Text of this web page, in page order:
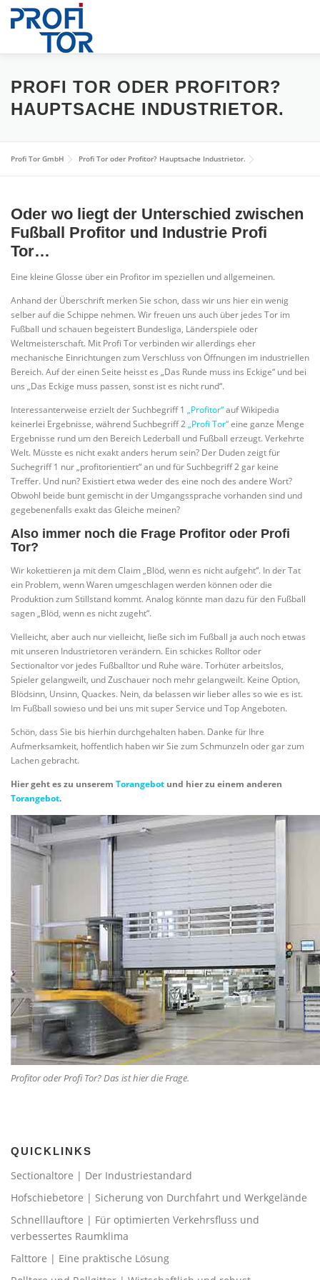
Zum
Inhalt
HOME INDUSTRIETORE FPS
PROFI TOR ODER PROFITOR?
HAUPTSACHE INDUSTRIETOR.
Profi Tor GmbH Profi Tor oder Profitor? Hauptsache Industrietor.
Oder wo liegt der Unterschied zwischen
Fußball Profitor und Industrie Profi
Tor…
Eine kleine Glosse über ein Profitor im speziellen und allgemeinen.
Anhand der Überschrift merken Sie schon, dass wir uns hier ein wenig
selber auf die Schippe nehmen. Wir freuen uns auch über jedes Tor im
Fußball und schauen begeistert Bundesliga, Länderspiele oder
Weltmeisterschaft. Mit Profi Tor verbinden wir allerdings eher
mechanische Einrichtungen zum Verschluss von Öffnungen im industriellen
Bereich. Auf der einen Seite heisst es „Das Runde muss ins Eckige“ und bei
uns „Das Eckige muss passen, sonst ist es nicht rund“.
Interessanterweise erzielt der Suchbegriff 1 „Profitor“auf Wikipedia
keinerlei Ergebnisse, während Suchbegriff 2„Profi Tor“eine ganze Menge
Ergebnisse rund um den Bereich Lederball und Fußball erzeugt. Verkehrte
Welt. Müsste es nicht exakt anders herum sein? Der Duden zeigt für
Suchegriff 1 nur „profitorientiert“ an und für Suchbegriff 2 gar keine
Treffer. Und nun? Existiert etwa weder des eine noch des andere Wort?
Obwohl beide bunt gemischt in der Umgangssprache vorhanden sind und
gegebenenfalls exakt das Gleiche meinen?
Also immer noch die Frage Profitor oder Profi
Tor?
Wir kokettieren ja mit dem Claim „Blöd, wenn es nicht aufgeht“. In der Tat
ein Problem, wenn Waren umgeschlagen werden können oder die
Produktion zum Stillstand kommt. Analog könnte man dazu für den Fußball
sagen „Blöd, wenn es nicht zugeht“.
Vielleicht, aber auch nur vielleicht, ließe sich im Fußball ja auch noch etwas
mit unseren Industrietoren verändern. Ein schickes Rolltor oder
Sectionaltor vor jedes Fußballtor und Ruhe wäre. Torhüter arbeitslos,
Spieler gelangweilt, und Zuschauer noch mehr gelangweilt. Keine Option,
Blödsinn, Unsinn, Quackes. Nein, da belassen wir lieber alles so wie es ist.
Im Fußball sowieso und bei uns mit super Service und Top Angeboten.
Schön, dass Sie bis hierhin durchgehalten haben. Danke für Ihre
Aufmerksamkeit, hoffentlich haben wir Sie zum Schmunzeln oder gar zum
Lachen gebracht.
Hier geht es zu unserem Torangebot und hier zu einem anderen
Torangebot.
Profitor oder Profi Tor? Das ist hier die Frage.
QUICKLINKS
Sectionaltore | Der Industriestandard
Hofschiebetore | Sicherung von Durchfahrt und Werkgelände
Schnelllauftore | Für optimierten Verkehrsfluss und
verbessertes Raumklima
Falttore | Eine praktische Lösung